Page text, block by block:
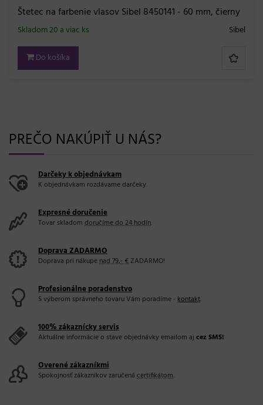
Štetec na farbenie vlasov Sibel 8450141 - 60 mm, čierny
Sibel
Skladom 20 a viac ks
Do košíka
PREČO NAKÚPIŤ U NÁS?
Darčeky k objednávkam
K objednávkam rozdávame darčeky.
Expresné doručenie
Tovar skladom doručíme do 24 hodín.
Doprava ZADARMO
Doprava pri nákupenad 79,- €ZADARMO!
Profesionálne poradenstvo
S výberom správneho tovaru Vám poradíme -kontakt.
100% zákaznícky servis
Aktuálne informácie o stave objednávky emailom aj cez SMS!
Overené zákazníkmi
Spokojnosť zákazníkov zaručená certifikátom.